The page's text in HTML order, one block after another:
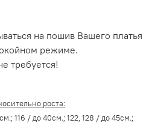
на пошив Вашего платья
режиме.
требуется!
роста:
116 / до 40см.; 122, 128 / до 45см.;